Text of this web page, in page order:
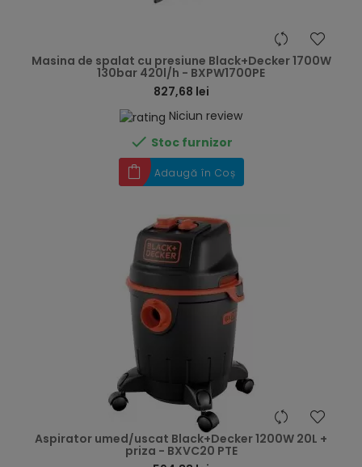
Masina de spalat cu presiune Black+Decker 1700W
130bar 420l/h - BXPW1700PE
827,68 lei
Niciun review
 Stoc furnizor
Adaugă în Coș
Aspirator umed/uscat Black+Decker 1200W 20L +
priza - BXVC20 PTE